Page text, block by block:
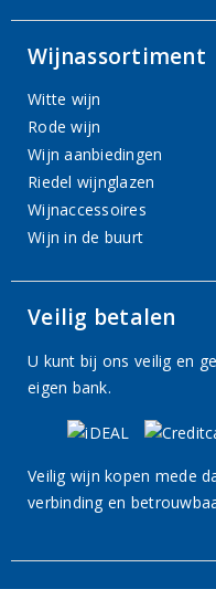
Wijnassortiment
Witte wijn
Rode wijn
Wijn aanbiedingen
Riedel wijnglazen
Wijnaccessoires
Wijn in de buurt
Veilig betalen
U kunt bij ons veilig en
eigen bank.
Veilig wijn kopen mede
verbinding en